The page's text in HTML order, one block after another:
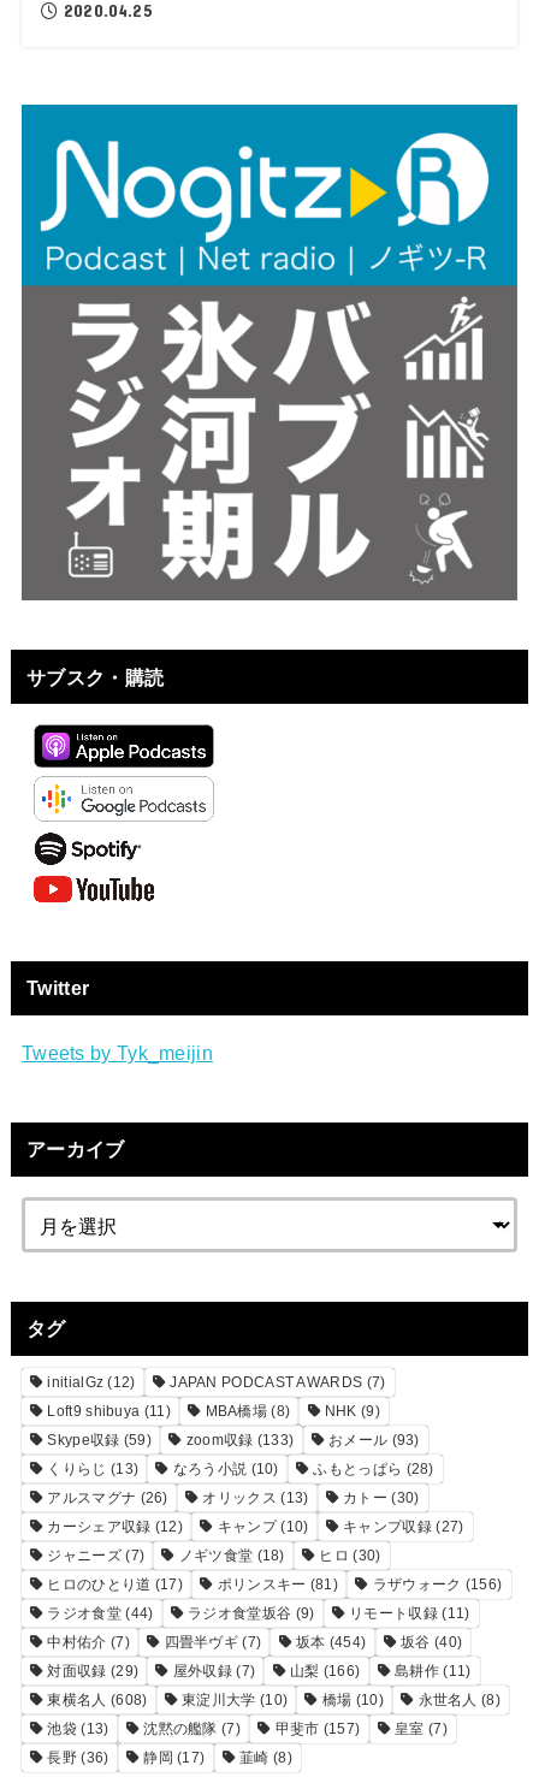
2020.04.25
サブスク・購読
Twitter
Tweets by Tyk_meijin
アーカイブ
タグ
initialGz (12) JAPAN PODCAST AWARDS (7)
Loft9 shibuya (11) MBA橋場 (8) NHK (9)
Skype収録 (59) zoom収録 (133) おメール (93)
くりらじ (13) なろう小説 (10) ふもとっぱら (28)
アルスマグナ (26) オリックス (13) カトー (30)
カーシェア収録 (12) キャンプ(10) キャンプ収録(27)
ジャニーズ(7) ノギツ食堂 (18) ヒロ (30)
ヒロのひとり道 (17) ポリンスキー (81) ラザウォーク (156)
ラジオ食堂(44) ラジオ食堂坂谷 (9) リモート収録(11)
中村佑介 (7) 四畳半ヴギ (7) 坂本 (454) 坂谷 (40)
対面収録 (29) 屋外収録 (7) 山梨 (166) 島耕作(11)
東横名人 (608) 東淀川大学 (10) 橋場 (10) 永世名人 (8)
池袋 (13) 沈黙の艦隊 (7) 甲斐市 (157) 皇室 (7)
長野 (36) 静岡 (17) 韮崎 (8)